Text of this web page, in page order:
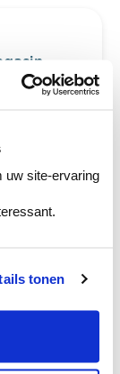
uw site-ervaring
tonen
votre
sur la